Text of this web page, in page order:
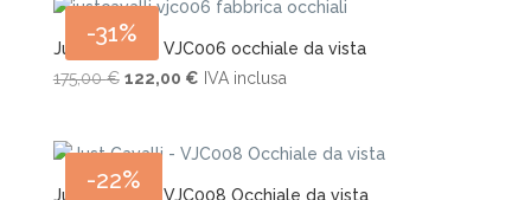
era:
159,00 €.
è:
120,00 €.
-31%
Just Cavalli – VJC006 occhiale da vista
175,00€ Il
era:
175,00 €.
122,00 €Il
è:
122,00 €.
IVA inclusa
-22%
Just Cavalli – VJC008 Occhiale da vista